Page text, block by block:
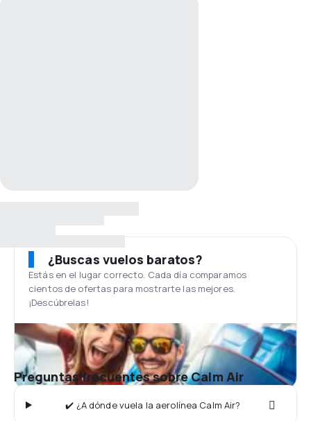
¿Buscas vuelos baratos?
Estás en el lugar correcto. Cada día comparamos
cientos de ofertas para mostrarte las mejores.
¡Descúbrelas!
Preguntas frecuentes sobre Calm Air
✔️ ¿A dónde vuela la aerolínea Calm Air?